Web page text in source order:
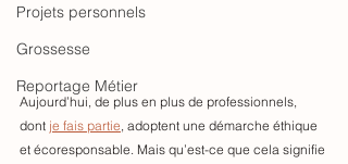
Projets personnels
Grossesse
Reportage Métier
Aujourd’hui, de plus en plus de professionnels,
dont je fais partie, adoptent une démarche éthique
et écoresponsable. Mais qu’est-ce que cela signifie